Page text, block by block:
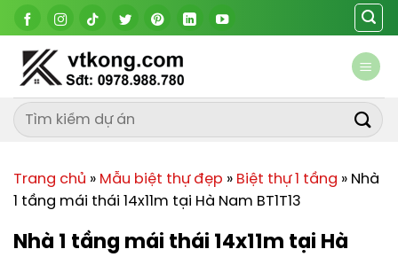
Chuyển
đến
dung
Trang chủ » Mẫu biệt thự đẹp » Biệt thự 1 tầng » Nhà
1 tầng mái thái 14x11m tại Hà Nam BT1T13
Nhà 1 tầng mái thái 14x11m tại Hà